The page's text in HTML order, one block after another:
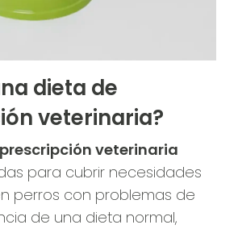
dieta de
veterinaria?
veterinaria
para cubrir necesidades
perros con problemas de
de una dieta normal,